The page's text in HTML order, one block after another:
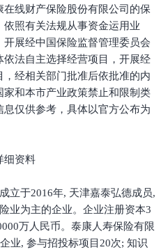
线财产保险股份有限公司的保
照有关法规从事资金运用业
展经中国保险监督管理委员会
法自主选择经营项目，开展经
经相关部门批准后依批准的内
和本市产业政策禁止和限制类
仅供参考，具体以官方公布为
细资料
立于2016年, 天津嘉泰弘德成员,
业为主的企业。企业注册资本3
万人民币。泰康人寿保险有限
业, 参与招投标项目20次; 知识